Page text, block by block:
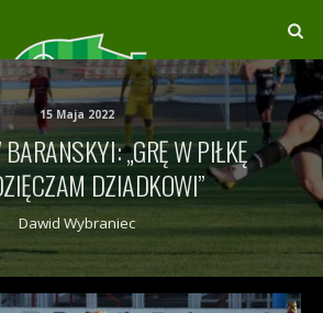
15 Maja 2022
„GRĘ W PIŁKĘ
DZIADKOWI”
Dawid Wybraniec